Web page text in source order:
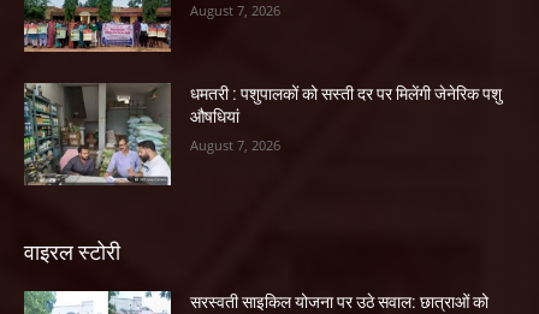
August 7, 2026
धमतरी : पशुपालकों को सस्ती दर पर मिलेंगी जेनेरिक पशु
औषधियां
August 7, 2026
वाइरल स्टोरी
सरस्वती साइकिल योजना पर उठे सवाल: छात्राओं को